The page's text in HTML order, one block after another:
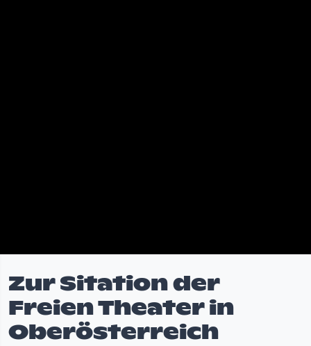
Zur Sitation der
Freien Theater in
Oberösterreich